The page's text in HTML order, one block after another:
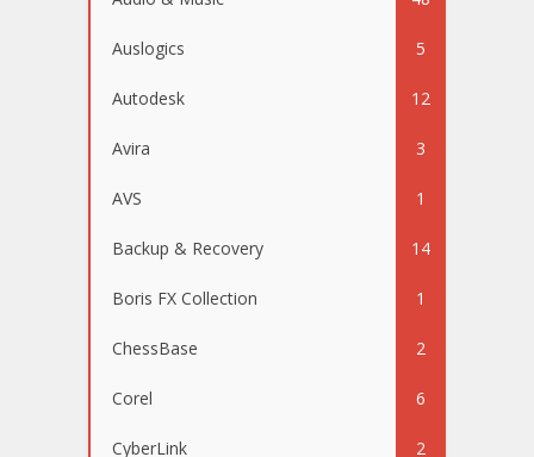
Auslogics 5
Autodesk 12
Avira 3
AVS 1
Backup & Recovery 14
Boris FX Collection 1
ChessBase 2
Corel 6
CyberLink 2